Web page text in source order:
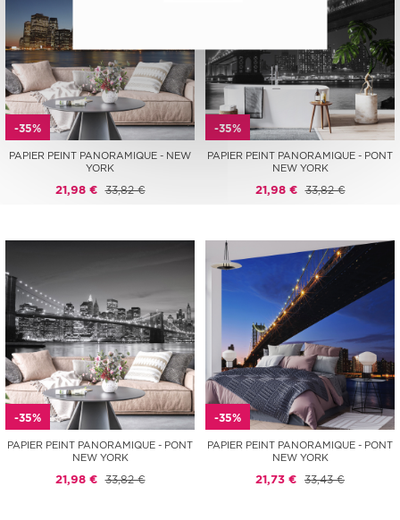
-35%
PAPIER PEINT PANORAMIQUE - NEW
YORK
21,98 € 33,82 €
-35%
PAPIER PEINT PANORAMIQUE - PONT
NEW YORK
21,98 € 33,82 €
-35%
PAPIER PEINT PANORAMIQUE - PONT
NEW YORK
21,98 € 33,82 €
-35%
PAPIER PEINT PANORAMIQUE - PONT
NEW YORK
21,73 € 33,43 €